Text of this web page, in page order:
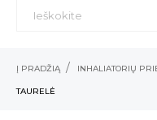
Į PRADŽIĄ INHALIATORIŲ
TAURELĖ